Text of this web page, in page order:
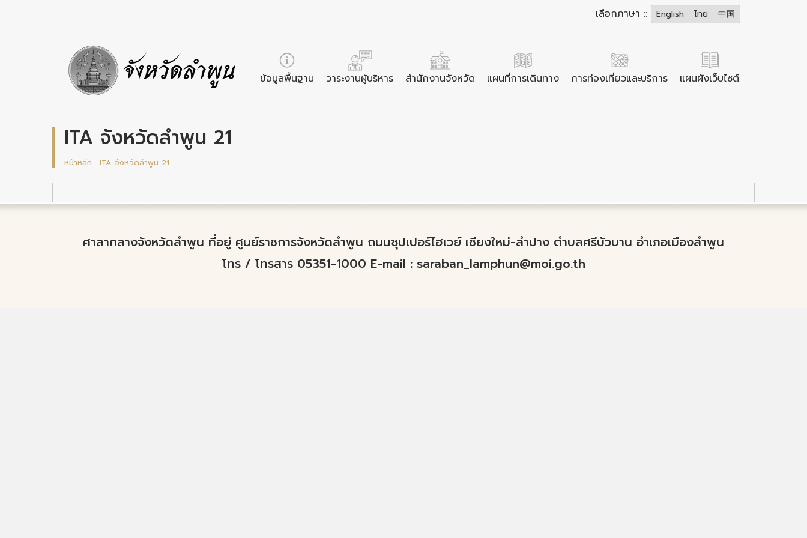
เลือกภาษา :: English ไทย 中国
ข้อมูลพื้นฐาน วาระงานผู้บริหาร สำนักงานจังหวัด แผนที่การเดินทาง การท่องเที่ยวและบริการ แผนผังเว็บไซต์
ITA จังหวัดลำพูน 21
หน้าหลัก : ITA จังหวัดลำพูน 21
ศาลากลางจังหวัดลำพูน ที่อยู่ ศูนย์ราชการจังหวัดลำพูน ถนนซุปเปอร์ไฮเวย์ เชียงใหม่-ลำปาง ตำบลศรีบัวบาน อำเภอเมืองลำพูน
โทร / โทรสาร 05351-1000 E-mail : saraban_lamphun@moi.go.th